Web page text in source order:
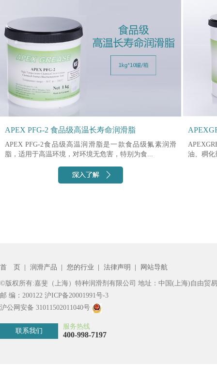
APEX PFG-2 食品级高温长寿命润滑脂
APEX PFG-2食品级高温润滑脂是一款食品级氟素润滑
脂，适用于高温环境，对环境无危害，特别为食...
油、稠化
首 页 润滑产品 您的行业 法律声明 网站导航
©版权所有:嘉斐（上海）特种润滑剂有限公司 地址：中国(上海)自由贸
邮 编：200122 沪ICP备20001991号-3
沪公网安备 31011502011040号
联系我们
服务热线
400-998-7197